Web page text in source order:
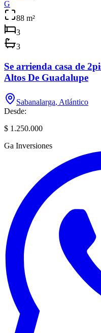
G
88 m²
3
3
Se arrienda casa de
Altos De Guadalupe
Sabanalarga, Atlántico
Desde:
$ 1.250.000
Ga Inversiones